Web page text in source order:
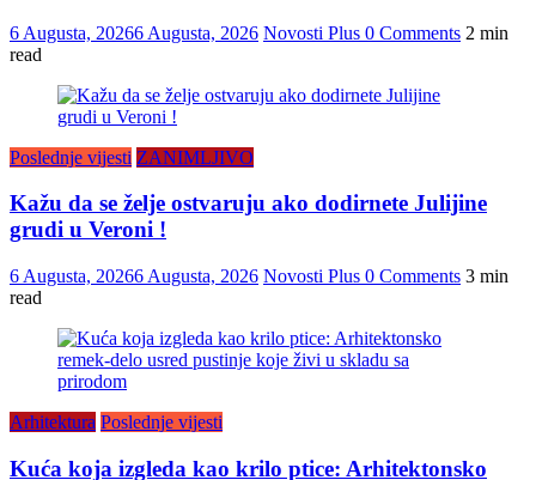
6 Augusta, 20266 Augusta, 2026 Novosti Plus 0 Comments 2 min
read
Poslednje vijesti ZANIMLJIVO
Kažu da se želje ostvaruju ako dodirnete Julijine
grudi u Veroni !
6 Augusta, 20266 Augusta, 2026 Novosti Plus 0 Comments 3 min
read
Arhitektura Poslednje vijesti
Kuća koja izgleda kao krilo ptice: Arhitektonsko